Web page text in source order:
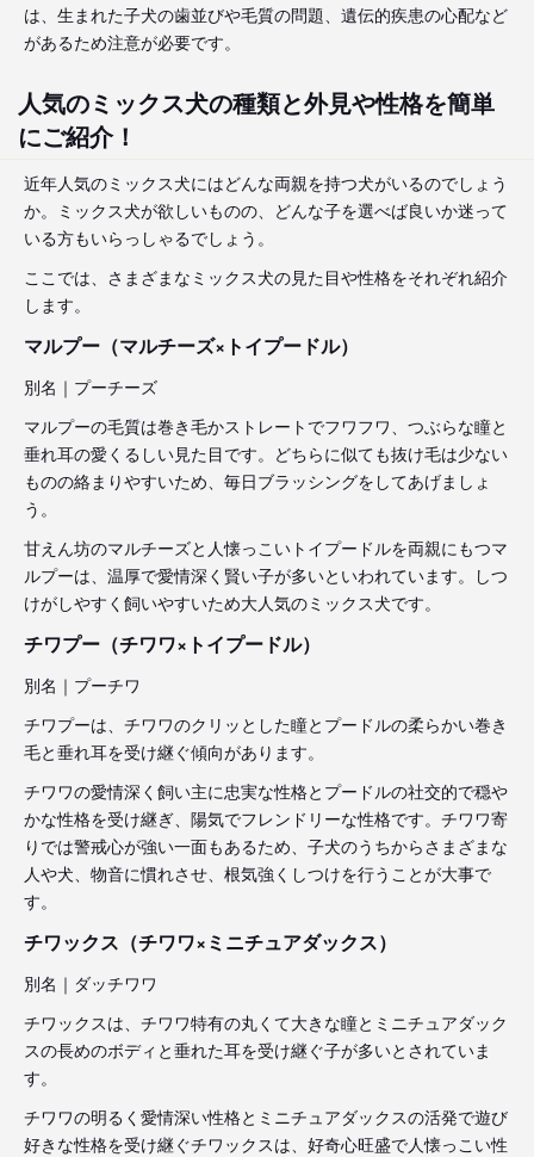
は、生まれた子犬の歯並びや毛質の問題、遺伝的疾患の心配など
があるため注意が必要です。
人気のミックス犬の種類と外見や性格を簡単
にご紹介！
近年人気のミックス犬にはどんな両親を持つ犬がいるのでしょう
か。ミックス犬が欲しいものの、どんな子を選べば良いか迷って
いる方もいらっしゃるでしょう。
ここでは、さまざまなミックス犬の見た目や性格をそれぞれ紹介
します。
マルプー（マルチーズ×トイプードル）
別名｜プーチーズ
マルプーの毛質は巻き毛かストレートでフワフワ、つぶらな瞳と
垂れ耳の愛くるしい見た目です。どちらに似ても抜け毛は少ない
ものの絡まりやすいため、毎日ブラッシングをしてあげましょ
う。
甘えん坊のマルチーズと人懐っこいトイプードルを両親にもつマ
ルプーは、温厚で愛情深く賢い子が多いといわれています。しつ
けがしやすく飼いやすいため大人気のミックス犬です。
チワプー（チワワ×トイプードル）
別名｜プーチワ
チワプーは、チワワのクリッとした瞳とプードルの柔らかい巻き
毛と垂れ耳を受け継ぐ傾向があります。
チワワの愛情深く飼い主に忠実な性格とプードルの社交的で穏や
かな性格を受け継ぎ、陽気でフレンドリーな性格です。チワワ寄
りでは警戒心が強い一面もあるため、子犬のうちからさまざまな
人や犬、物音に慣れさせ、根気強くしつけを行うことが大事で
す。
チワックス（チワワ×ミニチュアダックス）
別名｜ダッチワワ
チワックスは、チワワ特有の丸くて大きな瞳とミニチュアダック
スの長めのボディと垂れた耳を受け継ぐ子が多いとされていま
す。
チワワの明るく愛情深い性格とミニチュアダックスの活発で遊び
好きな性格を受け継ぐチワックスは、好奇心旺盛で人懐っこい性